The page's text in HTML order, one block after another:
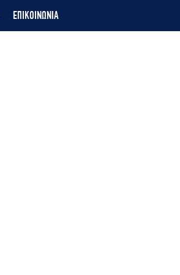
ΕΠΙΚΟΙΝΩΝΙΑ